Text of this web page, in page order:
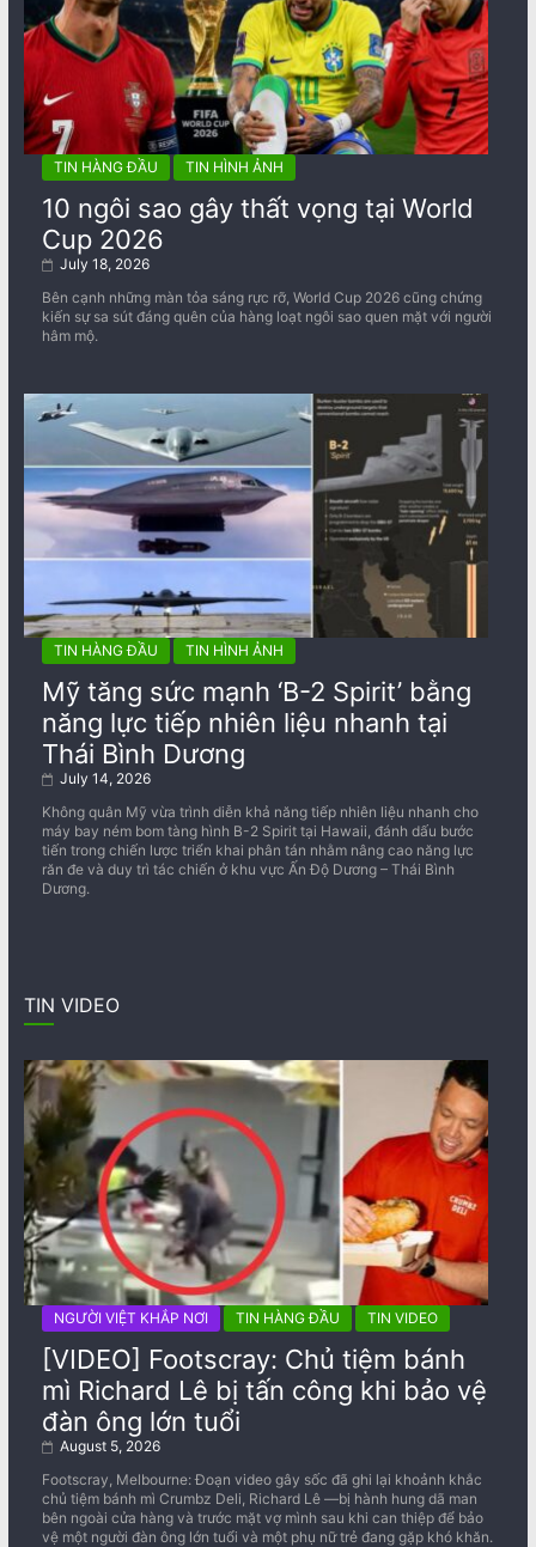
TIN HÀNG ĐẦU TIN HÌNH ẢNH
10 ngôi sao gây thất vọng tại World
Cup 2026
July 18, 2026
Bên cạnh những màn tỏa sáng rực rỡ, World Cup 2026 cũng chứng
kiến sự sa sút đáng quên của hàng loạt ngôi sao quen mặt với người
hâm mộ.
TIN HÀNG ĐẦU TIN HÌNH ẢNH
Mỹ tăng sức mạnh ‘B-2 Spirit’ bằng
năng lực tiếp nhiên liệu nhanh tại
Thái Bình Dương
July 14, 2026
Không quân Mỹ vừa trình diễn khả năng tiếp nhiên liệu nhanh cho
máy bay ném bom tàng hình B-2 Spirit tại Hawaii, đánh dấu bước
tiến trong chiến lược triển khai phân tán nhằm nâng cao năng lực
răn đe và duy trì tác chiến ở khu vực Ấn Độ Dương – Thái Bình
Dương.
TIN VIDEO
NGƯỜI VIỆT KHẮP NƠI TIN HÀNG ĐẦU TIN VIDEO
[VIDEO] Footscray: Chủ tiệm bánh
mì Richard Lê bị tấn công khi bảo vệ
đàn ông lớn tuổi
August 5, 2026
Footscray, Melbourne: Đoạn video gây sốc đã ghi lại khoảnh khắc
chủ tiệm bánh mì Crumbz Deli, Richard Lê —bị hành hung dã man
bên ngoài cửa hàng và trước mặt vợ mình sau khi can thiệp để bảo
vệ một người đàn ông lớn tuổi và một phụ nữ trẻ đang gặp khó khăn.